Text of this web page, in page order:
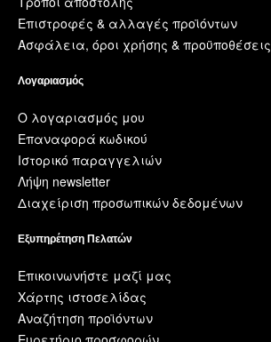
Επιστροφές & αλλαγές προϊόντων
Ασφάλεια, όροι χρήσης & προϋποθέσεις
Λογαριασμός
Ο λογαριασμός μου
Επαναφορά κωδικού
Ιστορικό παραγγελιών
Λήψη newsletter
Διαχείριση προσωπικών δεδομένων
Εξυπηρέτηση Πελατών
Επικοινωνήστε μαζί μας
Χάρτης ιστοσελίδας
Αναζήτηση προϊόντων